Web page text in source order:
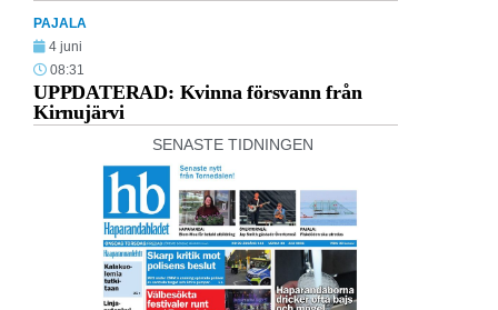
PAJALA
4 juni
08:31
UPPDATERAD: Kvinna försvann från
Kirnujärvi
SENASTE TIDNINGEN